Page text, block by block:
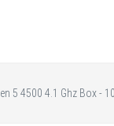
5 4500 4.1 Ghz Box -